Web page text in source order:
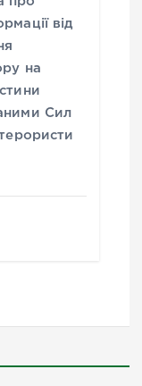
від
на
Сил